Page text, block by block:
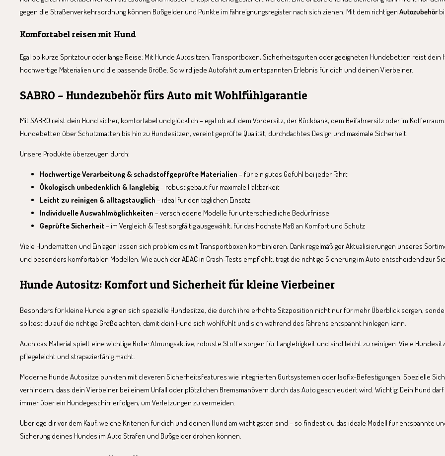
gegen die Straßenverkehrsordnung können Bußgelder und Punkte im Fahreignungsregister nach sich ziehen. Mit dem richtigen Autozubehör
Komfortabel reisen mit Hund
Egal ob kurze Spritztour oder lange Reise: Mit Hunde Autositzen, Transportboxen, Sicherheitsgurten oder geeigneten Hundebetten reist
hochwertige Materialien und die passende Größe. So wird jede Autofahrt zum entspannten Erlebnis für dich und deinen Vierbeiner.
SABRO – Hundezubehör fürs Auto mit Wohlfühlgarantie
Mit SABRO reist dein Hund sicher, komfortabel und glücklich – egal ob auf dem Vordersitz, der Rückbank, dem Beifahrersitz oder im
Hundebetten über Schutzmatten bis hin zu Hundesitzen, vereint geprüfte Qualität, durchdachtes Design und maximale Sicherheit.
Unsere Produkte überzeugen durch:
Hochwertige Verarbeitung & schadstoffgeprüfte Materialien – für ein gutes Gefühl bei jeder Fahrt
Ökologisch unbedenklich & langlebig– robust gebaut für maximale Haltbarkeit
Leicht zu reinigen & alltagstauglich – ideal für den täglichen Einsatz
Individuelle Auswahlmöglichkeiten – verschiedene Modelle für unterschiedliche Bedürfnisse
Geprüfte Sicherheit– im Vergleich & Test sorgfältig ausgewählt, für das höchste Maß an Komfort und Schutz
Viele Hundematten und Einlagen lassen sich problemlos mit Transportboxen kombinieren. Dank regelmäßiger Aktualisierungen unseres
und besonders komfortablen Modellen. Wie auch der ADAC in Crash-Tests empfiehlt, trägt die richtige Sicherung im Auto entscheidend zur
Hunde Autositz: Komfort und Sicherheit für kleine Vierbeiner
Besonders für kleine Hunde eignen sich spezielle Hundesitze, die durch ihre erhöhte Sitzposition nicht nur für mehr Überblick sorgen,
solltest du auf die richtige Größe achten, damit dein Hund sich wohlfühlt und sich während des Fahrens entspannt hinlegen kann.
Auch das Material spielt eine wichtige Rolle: Atmungsaktive, robuste Stoffe sorgen für Langlebigkeit und sind leicht zu reinigen. Viele
pflegeleicht und strapazierfähig macht.
Moderne Hunde Autositze punkten mit cleveren Sicherheitsfeatures wie integrierten Gurtsystemen oder Isofix-Befestigungen. Spezielle
verhindern, dass dein Vierbeiner bei einem Unfall oder plötzlichen Bremsmanövern durch das Auto geschleudert wird. Wichtig: Dein Hund
immer über ein Hundegeschirr erfolgen, um Verletzungen zu vermeiden.
Überlege dir vor dem Kauf, welche Kriterien für dich und deinen Hund am wichtigsten sind – so findest du das ideale Modell für entspannte
Sicherung deines Hundes im Auto Strafen und Bußgelder drohen können.